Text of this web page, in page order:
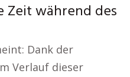
während des
Dank der
Verlauf dieser